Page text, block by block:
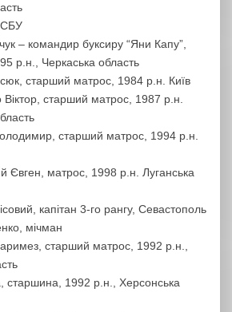
СБУ
– командир буксиру “Яни Капу”,
р.н., Черкаська область
старший матрос, 1984 р.н. Київ
Віктор, старший матрос, 1987 р.н.
старший матрос, 1994 р.н.
Євген, матрос, 1998 р.н. Луганська
капітан 3-го рангу, Севастополь
мічман
старший матрос, 1992 р.н.,
старшина, 1992 р.н., Херсонська